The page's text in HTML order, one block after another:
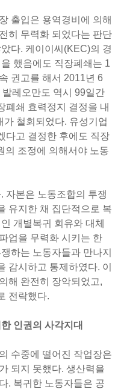
출입은 용역경비에 의해
히 무력화 되었다는 판단
다. 케이이씨(KEC)의 경
했음에도 직장폐쇄는 1
권고를 해서 2011년 6
레오만도 역시 99일간
폐쇄 효력정지 결정을 내
철회되었다. 유성기업
다고 결정한 후에도 직장
의 조정에 의해서야 노동
자본은 노동조합의 투쟁
유지한 채 집단적으로 복
개별복귀 회유와 대체
업을 무력화 시키는 한
하는 노동자들과 만나지
감시하고 통제하였다. 이
해 완전히 장악되었고,
전락했다.
인권의 사각지대
수중에 떨어진 작업장은
되지 못했다. 생산력을
. 복귀한 노동자들은 공